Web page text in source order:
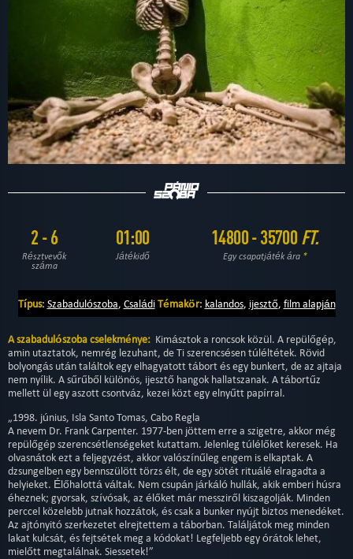
2 - 6
Résztvevők
száma
01:00
Játékidő
14800 - 35700 FT.
Egy csapatjáték ára *
Típus: Szabadulószoba, CsaládiTémakör: kalandos, ijesztő, film alapján
A szabadulószoba cselekménye: Kimásztok a roncsok közül. A repülőgép,
amin utaztatok, nemrég lezuhant, de Ti szerencsésen túléltétek. Rövid
bolyongás után találtok egy elhagyatott tábort és egy bunkert, de az ajtaja
nem nyílik. A sűrűből különös, ijesztő hangok hallatszanak. A tábortűz
mellett ül egy aszott csontváz, kezei közt egy elnyűtt papírral.
„1998. június, Isla Santo Tomas, Cabo Regla
A nevem Dr. Frank Carpenter. 1977-ben jöttem erre a szigetre, akkor még
repülőgép szerencsétlenségeket kutattam. Jelenleg túlélőket keresek. Ha
olvasnátok ezt a feljegyzést, akkor valószínűleg engem is elkaptak. A
dzsungelben egy bennszülött törzs élt, de egy sötét rituálé elragadta a
helyieket. Élőhalottá váltak. Nem csupán járkáló hullák, akik emberi húsra
éheznek; gyorsak, szívósak, az élőket már messziről kiszagolják. Minden
perccel közelebb jutnak hozzátok, és csak a bunker nyújt biztos menedéket.
Az ajtónyitó szerkezetet elrejtettem a táborban. Találjátok meg minden
lakat kulcsát, és fejtsétek meg a kódokat! Legfeljebb egy órátok lehet,
mielőtt megtalálnak. Siessetek!”